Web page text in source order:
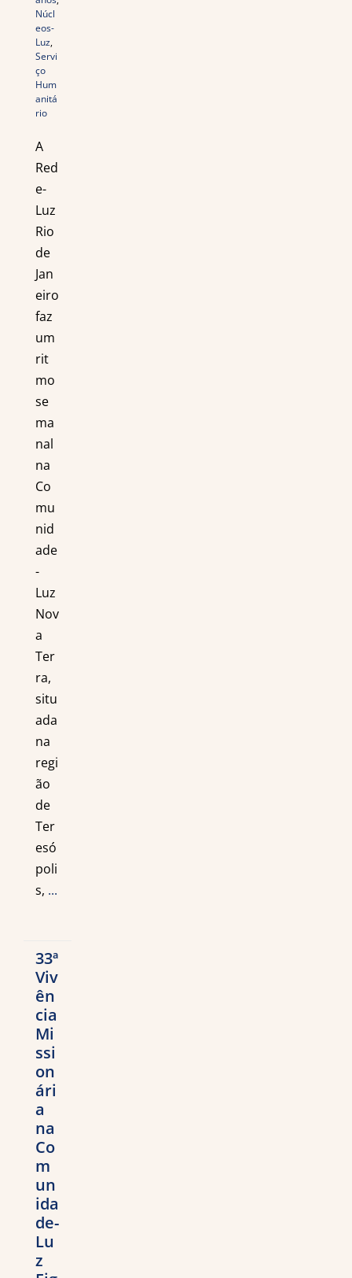
Núcl
eos-
Luz,
Servi
ço
Hum
anitá
rio
A
Red
e-
Luz
Rio
de
Jan
eiro
faz
um
rit
mo
se
ma
nal
na
Co
mu
nid
ade
-
Luz
Nov
a
Ter
ra,
situ
ada
na
regi
ão
de
Ter
esó
poli
s, ...
33ª
Viv
ên
cia
Mi
ssi
on
ári
a
na
Co
m
un
ida
de-
Lu
z